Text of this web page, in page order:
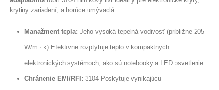
krytiny zariadení, a horúce umývadlá:
Manažment tepla: Jeho vysoká tepelná vodivosť (približne 205
W/m · k) Efektívne rozptyľuje teplo v kompaktných
elektronických systémoch, ako sú notebooky a LED osvetlenie.
Chránenie EMI/RFI: 3104 Poskytuje vynikajúcu